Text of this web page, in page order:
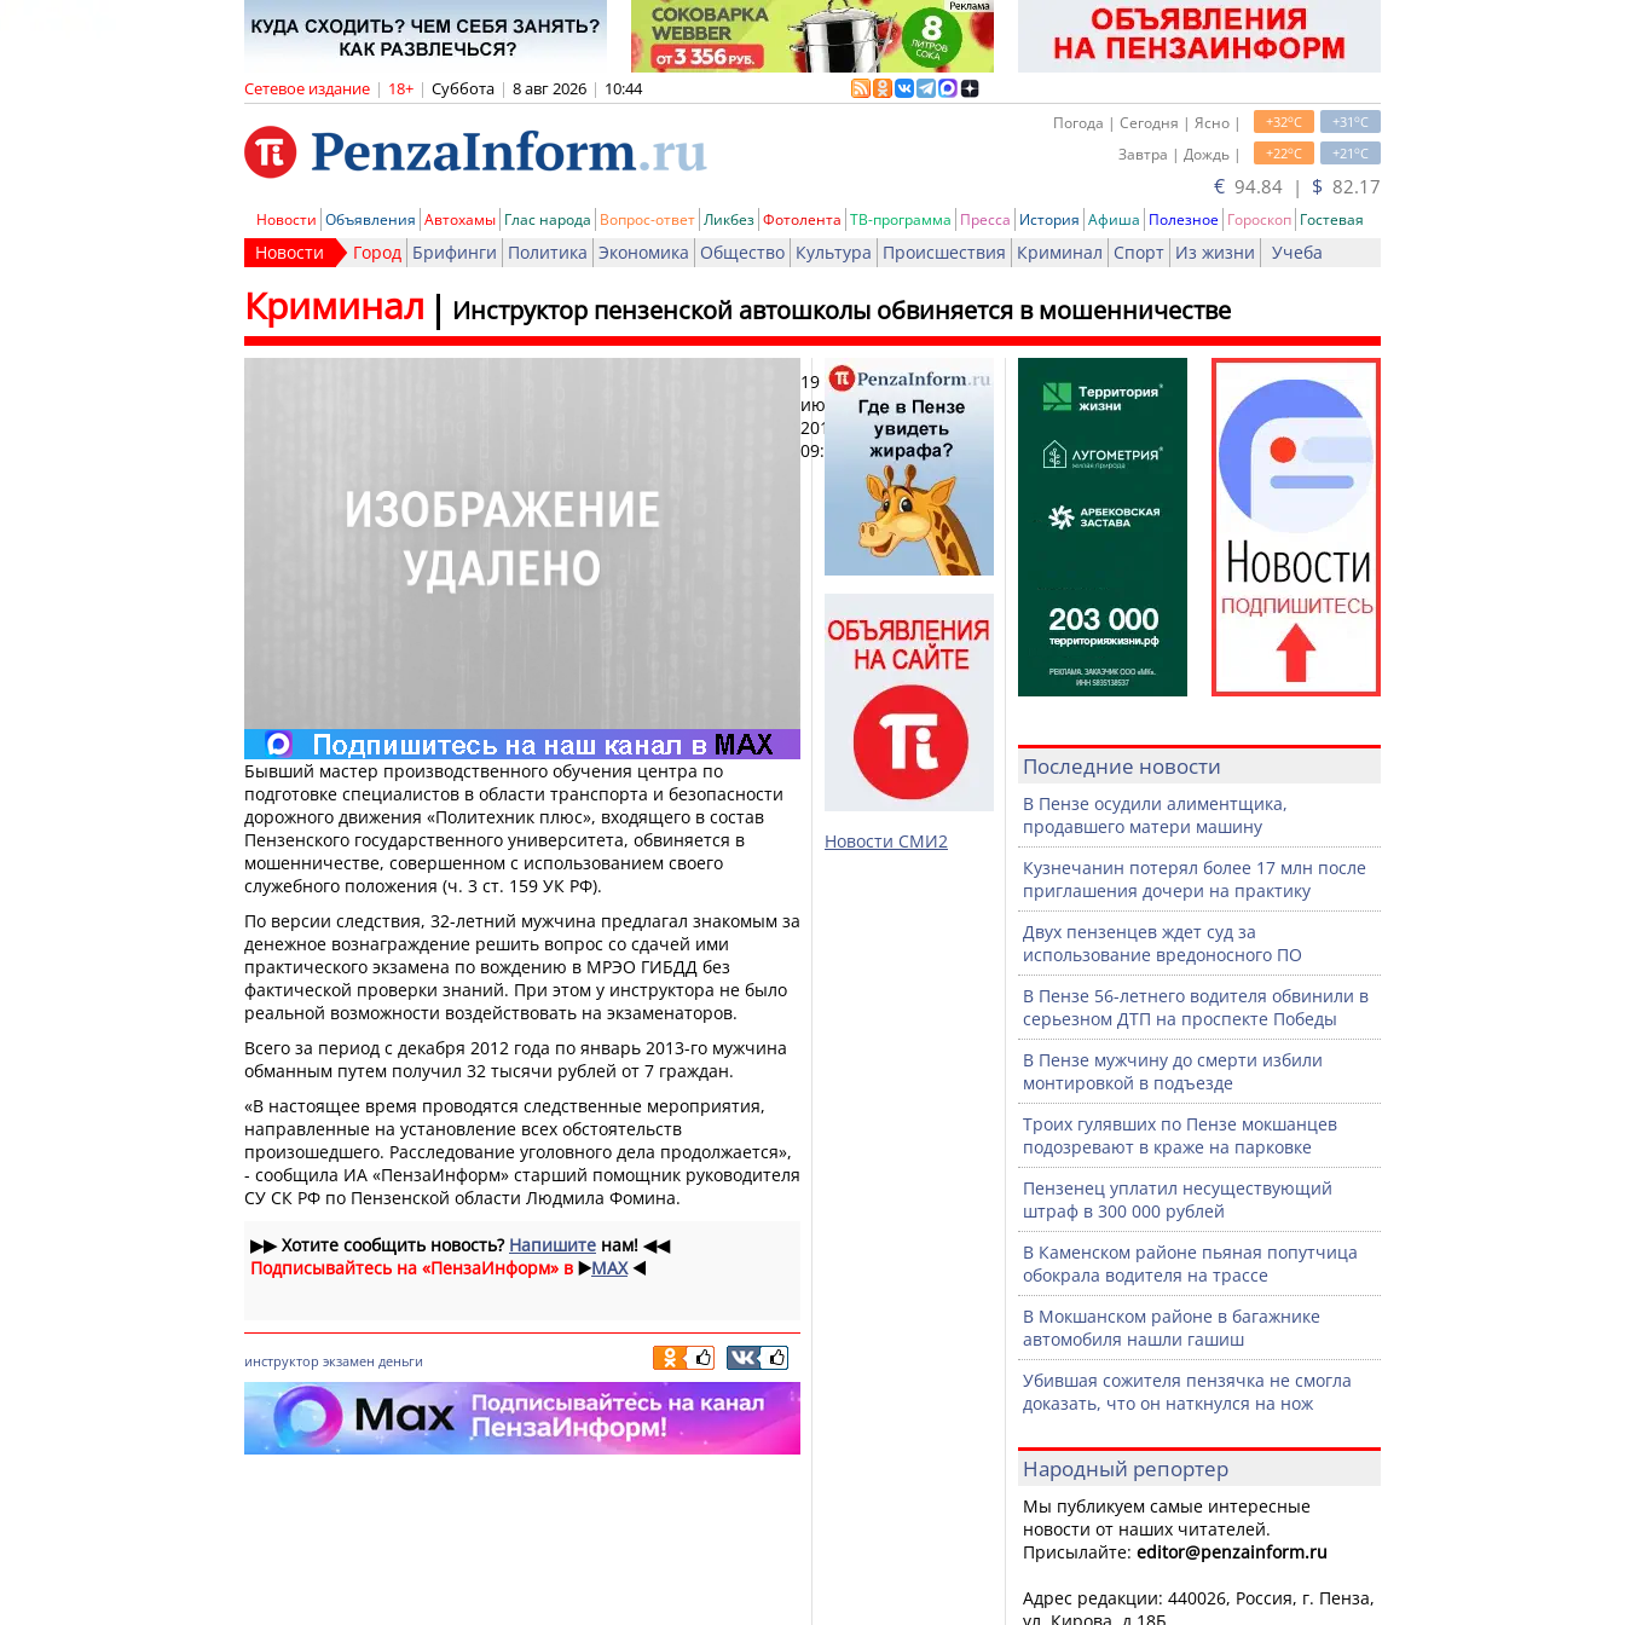
Сетевое издание | 18+ | Суббота | 8 авг 2026 | 10:44
+31oC
+32oC
Погода | Сегодня | Ясно |
+21oC
+22oC
Завтра | Дождь |
€ 94.84 | $ 82.17
Новости Объявления Автохамы Глас народа Вопрос-ответ Ликбез Фотолента ТВ-программа Пресса История Афиша Полезное Гороскоп Гостевая
Новости Город Брифинги Политика Экономика Общество Культура Происшествия Криминал Спорт Из жизни Учеба
Инструктор пензенской автошколы обвиняется в мошенничестве
Криминал
19
июля
2013,
09:51
Печать
Бывший мастер производственного обучения центра по
подготовке специалистов в области транспорта и безопасности
дорожного движения «Политехник плюс», входящего в состав
Пензенского государственного университета, обвиняется в
мошенничестве, совершенном с использованием своего
служебного положения (ч. 3 ст. 159 УК РФ).
По версии следствия, 32-летний мужчина предлагал знакомым за
денежное вознаграждение решить вопрос со сдачей ими
практического экзамена по вождению в МРЭО ГИБДД без
фактической проверки знаний. При этом у инструктора не было
реальной возможности воздействовать на экзаменаторов.
Всего за период с декабря 2012 года по январь 2013-го мужчина
обманным путем получил 32 тысячи рублей от 7 граждан.
«В настоящее время проводятся следственные мероприятия,
направленные на установление всех обстоятельств
произошедшего. Расследование уголовного дела продолжается»,
- сообщила ИА «ПензаИнформ» старший помощник руководителя
СУ СК РФ по Пензенской области Людмила Фомина.
▶▶Хотите сообщить новость? Напишите нам! ◀◀
Подписывайтесь на «ПензаИнформ» в ▶️MAX ◀️
инструктор экзамен деньги
Новости СМИ2
Последние новости
В Пензе осудили алиментщика,
продавшего матери машину
Кузнечанин потерял более 17 млн после
приглашения дочери на практику
Двух пензенцев ждет суд за
использование вредоносного ПО
В Пензе 56-летнего водителя обвинили в
серьезном ДТП на проспекте Победы
В Пензе мужчину до смерти избили
монтировкой в подъезде
Троих гулявших по Пензе мокшанцев
подозревают в краже на парковке
Пензенец уплатил несуществующий
штраф в 300 000 рублей
В Каменском районе пьяная попутчица
обокрала водителя на трассе
В Мокшанском районе в багажнике
автомобиля нашли гашиш
Убившая сожителя пензячка не смогла
доказать, что он наткнулся на нож
Народный репортер
Мы публикуем самые интересные
новости от наших читателей.
Присылайте: editor@penzainform.ru
Адрес редакции: 440026, Россия, г. Пенза,